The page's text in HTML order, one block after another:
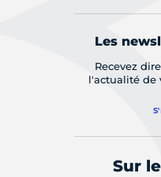
Les
Recevez
l'actualité de
Sur